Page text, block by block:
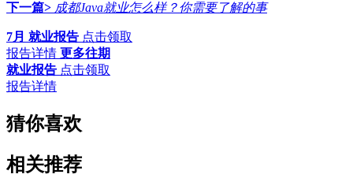
下一篇> 成都Java就业怎么样？你需要了解的事
7月 就业报告 点击领取
报告详情 更多往期
就业报告 点击领取
报告详情
猜你喜欢
相关推荐